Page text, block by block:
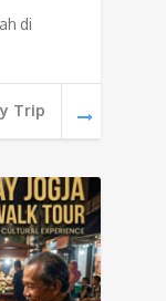
di
Trip